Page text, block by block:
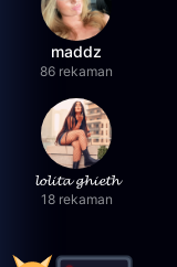
maddz
86 rekaman
𝓵𝓸𝓵𝓲𝓽𝓪 𝓰𝓱𝓲𝓮𝓽𝓱
18 rekaman